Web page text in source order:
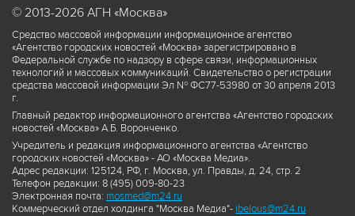
© 2013-2026 АГН «Москва»
Средство массовой информации информационное агентство
«Агентство городских новостей «Москва» зарегистрировано в
Федеральной службе по надзору в сфере связи, информационных
технологий и массовых коммуникаций. Свидетельство о регистрации
средства массовой информации Эл № ФС77-53980 от 30 апреля 2013
г.
Главный редактор информационного агентства «Агентство городских
новостей «Москва» А.Б. Воронченко.
Учредитель и редакция информационного агентства «Агентство
городских новостей «Москва» - АО «Москва Медиа».
Адрес редакции: 125124, РФ, г. Москва, ул. Правды, д. 24, стр. 2
Телефон редакции: 8 (495) 009-80-23
Электронная почта: mosmed@m24.ru
Коммерческий отдел холдинга "Москва Медиа"- ibelous@m24.ru